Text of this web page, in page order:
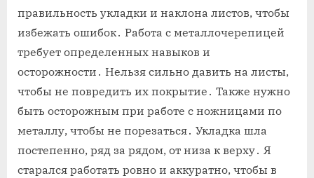
правильность укладки и наклона листов, чтобы
избежать ошибок․ Работа с металлочерепицей
требует определенных навыков и
осторожности․ Нельзя сильно давить на листы,
чтобы не повредить их покрытие․ Также нужно
быть осторожным при работе с ножницами по
металлу, чтобы не порезаться․ Укладка шла
постепенно, ряд за рядом, от низа к верху․ Я
старался работать ровно и аккуратно, чтобы в